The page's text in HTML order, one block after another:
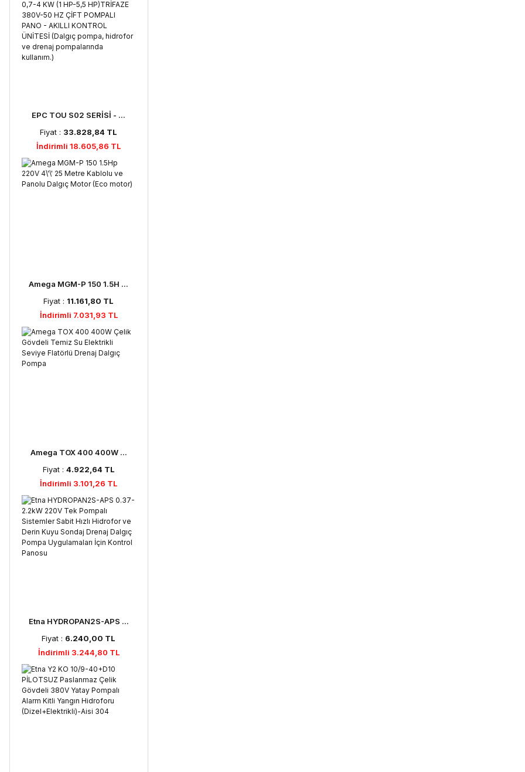
EPC TOU S02 SERİSİ - ...
Fiyat : 33.828,84 TL
İndirimli 18.605,86 TL
Amega MGM-P 150 1.5H ...
Fiyat : 11.161,80 TL
İndirimli 7.031,93 TL
Amega TOX 400 400W ...
Fiyat : 4.922,64 TL
İndirimli 3.101,26 TL
Etna HYDROPAN2S-APS ...
Fiyat : 6.240,00 TL
İndirimli 3.244,80 TL